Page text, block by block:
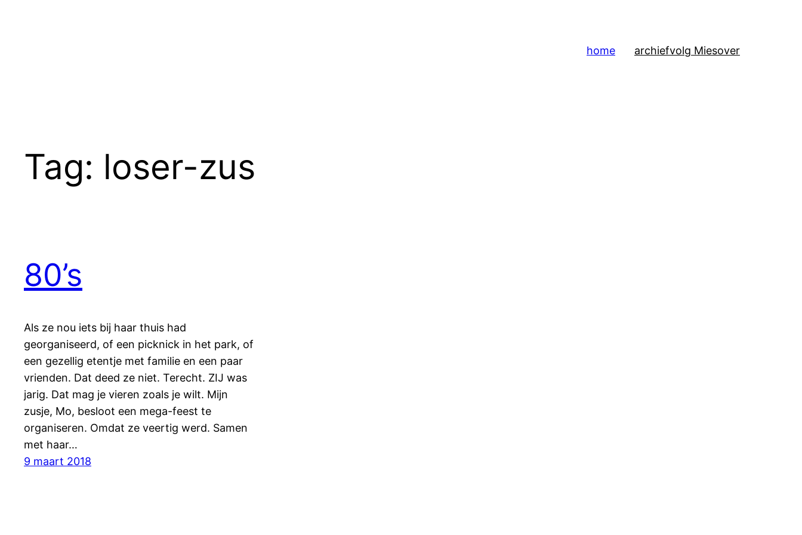
home archiefvolg Miesover
Tag: loser-zus
80’s
Als ze nou iets bij haar thuis had
georganiseerd, of een picknick in het park, of
een gezellig etentje met familie en een paar
vrienden. Dat deed ze niet. Terecht. ZIJ was
jarig. Dat mag je vieren zoals je wilt. Mijn
zusje, Mo, besloot een mega-feest te
organiseren. Omdat ze veertig werd. Samen
met haar…
9 maart 2018